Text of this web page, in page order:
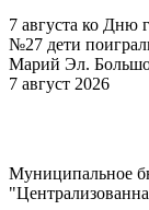
7 августа ко Дню
№27 дети
Марий Эл.
7 август 2026
Муниципальное